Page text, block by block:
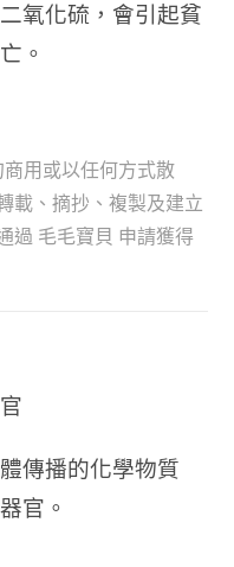
氧化硫，會引起貧
。
用或以任何方式散
載、摘抄、複製及建立
過 毛毛寶貝 申請獲得
傳播的化學物質
官。